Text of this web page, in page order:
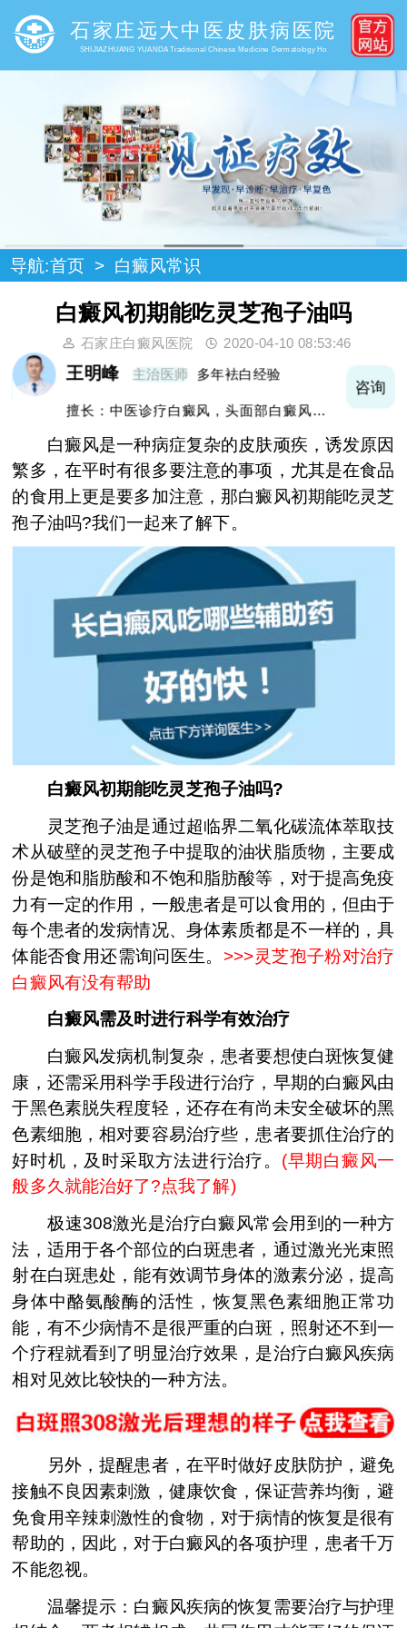
石家庄远大中医皮肤病医院
SHIJIAZHUANG YUANDA Traditional Chinese Medicine Dermatology Ho
导航:首页 > 白癜风常识
白癜风初期能吃灵芝孢子油吗
石家庄白癜风医院 2020-04-10 08:53:46
王明峰 主治医师 多年袪白经验
擅长：中医诊疗白癜风，头面部白癜风，青
咨询
白癜风是一种病症复杂的皮肤顽疾，诱发原因
繁多，在平时有很多要注意的事项，尤其是在食品
的食用上更是要多加注意，那白癜风初期能吃灵芝
孢子油吗?我们一起来了解下。
白癜风初期能吃灵芝孢子油吗?
灵芝孢子油是通过超临界二氧化碳流体萃取技
术从破壁的灵芝孢子中提取的油状脂质物，主要成
份是饱和脂肪酸和不饱和脂肪酸等，对于提高免疫
力有一定的作用，一般患者是可以食用的，但由于
每个患者的发病情况、身体素质都是不一样的，具
体能否食用还需询问医生。 >>>灵芝孢子粉对治疗
白癜风有没有帮助
白癜风需及时进行科学有效治疗
白癜风发病机制复杂，患者要想使白斑恢复健
康，还需采用科学手段进行治疗，早期的白癜风由
于黑色素脱失程度轻，还存在有尚未安全破坏的黑
色素细胞，相对要容易治疗些，患者要抓住治疗的
好时机，及时采取方法进行治疗。 (早期白癜风一
般多久就能治好了?点我了解)
极速308激光是治疗白癜风常会用到的一种方
法，适用于各个部位的白斑患者，通过激光光束照
射在白斑患处，能有效调节身体的激素分泌，提高
身体中酪氨酸酶的活性，恢复黑色素细胞正常功
能，有不少病情不是很严重的白斑，照射还不到一
个疗程就看到了明显治疗效果，是治疗白癜风疾病
相对见效比较快的一种方法。
另外，提醒患者，在平时做好皮肤防护，避免
接触不良因素刺激，健康饮食，保证营养均衡，避
免食用辛辣刺激性的食物，对于病情的恢复是很有
帮助的，因此，对于白癜风的各项护理，患者千万
不能忽视。
温馨提示：白癜风疾病的恢复需要治疗与护理